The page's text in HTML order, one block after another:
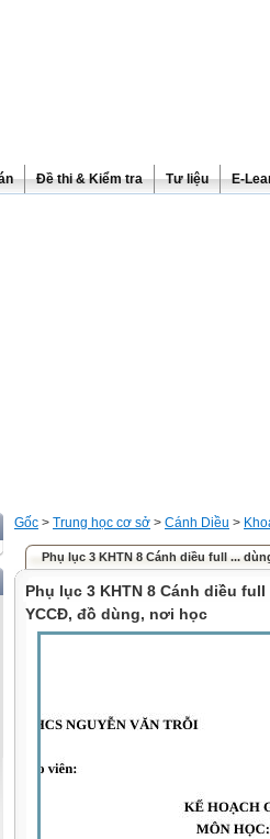
Đề thi & Kiểm tra Tư liệu E-
Gốc > Trung học cơ sở > Cánh Diều >
Phụ lục 3 KHTN 8 Cánh diều full ...
Phụ lục 3 KHTN 8 Cánh diều
YCCĐ, đồ dùng, nơi học